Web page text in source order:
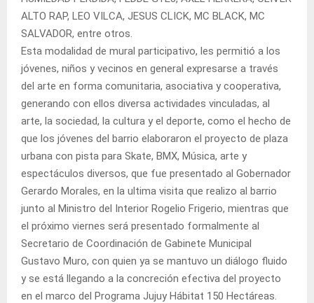
ALTO RAP, LEO VILCA, JESUS CLICK, MC BLACK, MC
SALVADOR, entre otros.
Esta modalidad de mural participativo, les permitió a los
jóvenes, niños y vecinos en general expresarse a través
del arte en forma comunitaria, asociativa y cooperativa,
generando con ellos diversa actividades vinculadas, al
arte, la sociedad, la cultura y el deporte, como el hecho de
que los jóvenes del barrio elaboraron el proyecto de plaza
urbana con pista para Skate, BMX, Música, arte y
espectáculos diversos, que fue presentado al Gobernador
Gerardo Morales, en la ultima visita que realizo al barrio
junto al Ministro del Interior Rogelio Frigerio, mientras que
el próximo viernes será presentado formalmente al
Secretario de Coordinación de Gabinete Municipal
Gustavo Muro, con quien ya se mantuvo un diálogo fluido
y se está llegando a la concreción efectiva del proyecto
en el marco del Programa Jujuy Hábitat 150 Hectáreas.